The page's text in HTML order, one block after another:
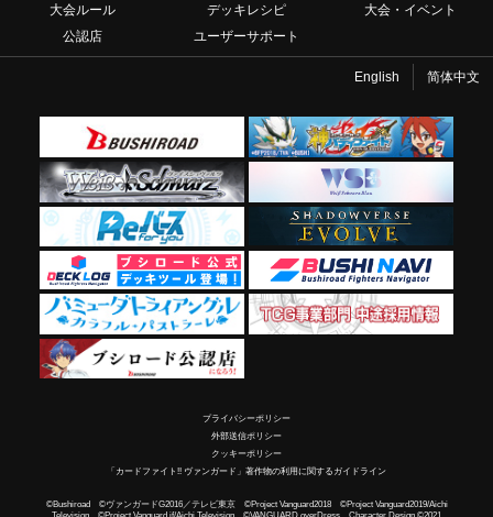
大会ルール
デッキレシピ
大会・イベント
公認店
ユーザーサポート
English 简体中文
プライバシーポリシー
外部送信ポリシー
クッキーポリシー
「カードファイト!! ヴァンガード」著作物の利用に関するガイドライン
©Bushiroad ©ヴァンガードG2016／テレビ東京 ©Project Vanguard2018 ©Project Vanguard2019/Aichi